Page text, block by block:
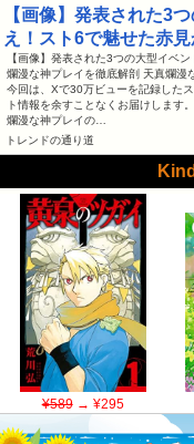
【画像】発表された3
え！スト6で魅せた赤
【画像】発表された3つの大型イベ
爛漫な神プレイを徹底解剖 天真爛漫
今回は、Xで30万ビューを記録した
ト情報を余すことなくお届けします
爛漫な神プレイの…
トレンドの通り道
¥589→ ¥295